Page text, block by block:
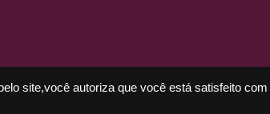
site,você autoriza que você está satisfeito
E-mail